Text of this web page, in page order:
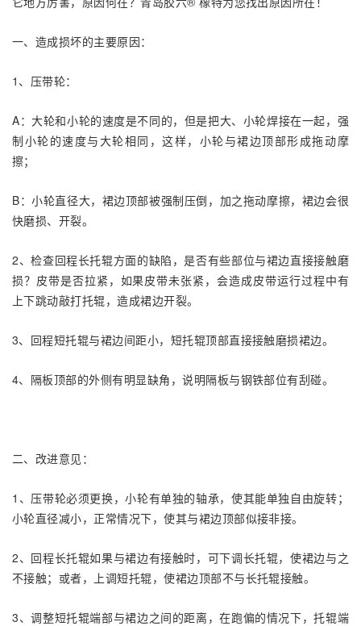
一、造成损坏的主要原因：
1、压带轮：
A：大轮和小轮的速度是不同的，但是把大、小轮焊接在一起，强
制小轮的速度与大轮相同，这样，小轮与裙边顶部形成拖动摩
擦；
B：小轮直径大，裙边顶部被强制压倒，加之拖动摩擦，裙边会很
快磨损、开裂。
2、检查回程长托辊方面的缺陷，是否有些部位与裙边直接接触磨
损？皮带是否拉紧，如果皮带未张紧，会造成皮带运行过程中有
上下跳动敲打托辊，造成裙边开裂。
3、回程短托辊与裙边间距小，短托辊顶部直接接触磨损裙边。
4、隔板顶部的外侧有明显缺角，说明隔板与钢铁部位有刮碰。
二、改进意见：
1、压带轮必须更换，小轮有单独的轴承，使其能单独自由旋转；
小轮直径减小，正常情况下，使其与裙边顶部似接非接。
2、回程长托辊如果与裙边有接触时，可下调长托辊，使裙边与之
不接触；或者，上调短托辊，使裙边顶部不与长托辊接触。
3、调整短托辊端部与裙边之间的距离，在跑偏的情况下，托辊端